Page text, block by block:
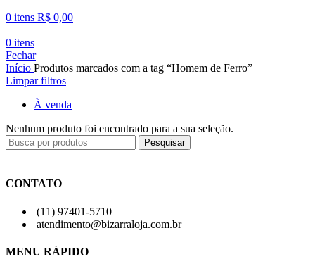
0 itens R$ 0,00
0 itens
Fechar
Início Produtos marcados com a tag “Homem de Ferro”
Limpar filtros
À venda
Nenhum produto foi encontrado para a sua seleção.
Pesquisar
CONTATO
(11) 97401-5710
atendimento@bizarraloja.com.br
MENU RÁPIDO